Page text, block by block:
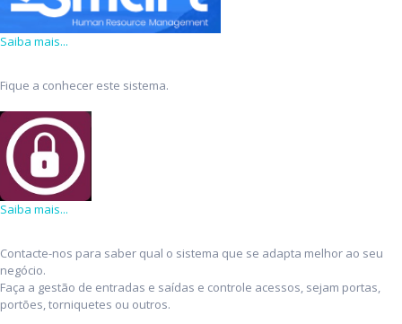
Saiba mais...
Fique a conhecer este sistema.
Saiba mais...
Contacte-nos para saber qual o sistema que se adapta melhor ao seu
negócio.
Faça a gestão de entradas e saídas e controle acessos, sejam portas,
portões, torniquetes ou outros.